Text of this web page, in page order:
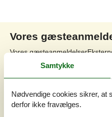
Vores
Vores gæsteanmeldelser
3,2
Sidste vurdering
Samtykke
Nødvendige cookies sikrer, at
derfor ikke fravælges.